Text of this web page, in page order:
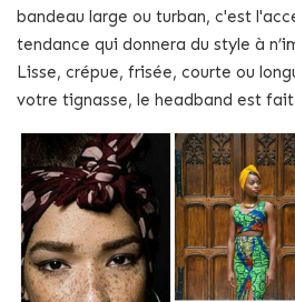
bandeau large ou turban, c'est
tendance qui donnera du style à
Lisse, crépue, frisée, courte ou
votre tignasse, le headband est fait